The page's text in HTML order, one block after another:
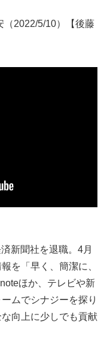
（2022/5/10）【後藤
新聞社を退職。4月
を「早く、簡潔に、
ほか、テレビや新
ムでシナジーを探り
向上に少しでも貢献